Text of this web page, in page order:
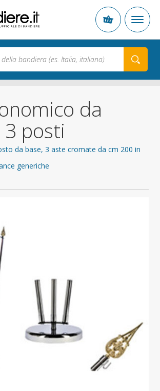
da
3 posti
da base, 3 aste cromate da cm 200 in
generiche